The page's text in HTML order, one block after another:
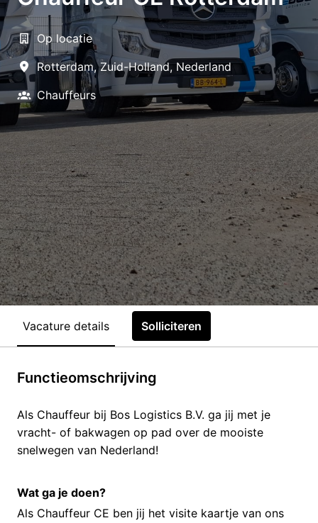
Op locatie
Rotterdam, Zuid-Holland, Nederland
Chauffeurs
Vacature details Solliciteren
Functieomschrijving
Als Chauffeur bij Bos Logistics B.V. ga jij met je
vracht- of bakwagen op pad over de mooiste
snelwegen van Nederland!
Wat ga je doen?
Als Chauffeur CE ben jij het visite kaartje van ons